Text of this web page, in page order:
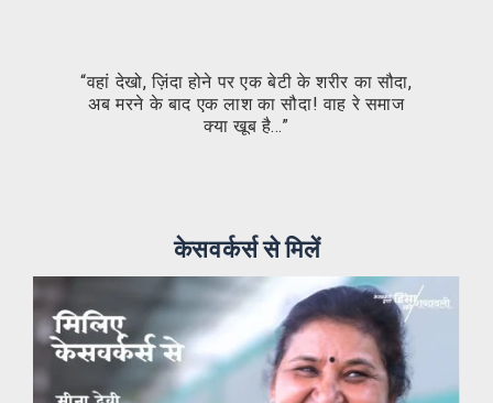
“वहां देखो, ज़िंदा होने पर एक बेटी के शरीर का सौदा,
अब मरने के बाद एक लाश का सौदा! वाह रे समाज
क्या खूब है…”
केसवर्कर्स से मिलें